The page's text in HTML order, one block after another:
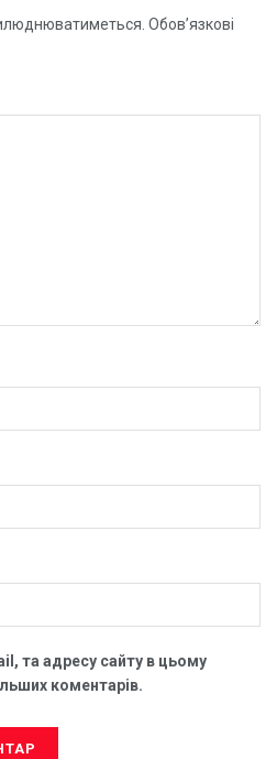
Обов’язкові
та адресу сайту в цьому
коментарів.